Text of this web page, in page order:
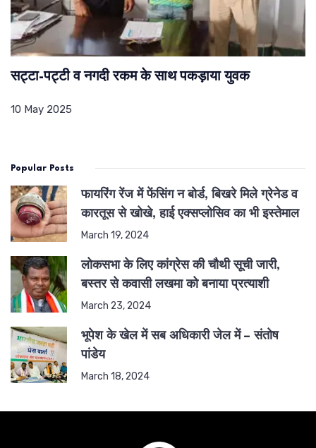
सट्टा-पट्टी व नगदी रकम के साथ पकड़ाया युवक
10 May 2025
Popular Posts
फायरिंग रेंज में फेंसिंग न बोर्ड, बिखरे मिले ग्रेनेड व
कारतूस से खोखे, हाई एक्सप्लोसिव का भी इस्तेमाल
March 19, 2024
लोकसभा के लिए कांग्रेस की चौथी सूची जारी,
बस्तर से कवासी लखमा को बनाया प्रत्याशी
March 23, 2024
भूपेश के खेल में सब अधिकारी जेल में – संतोष
पांडेय
March 18, 2024